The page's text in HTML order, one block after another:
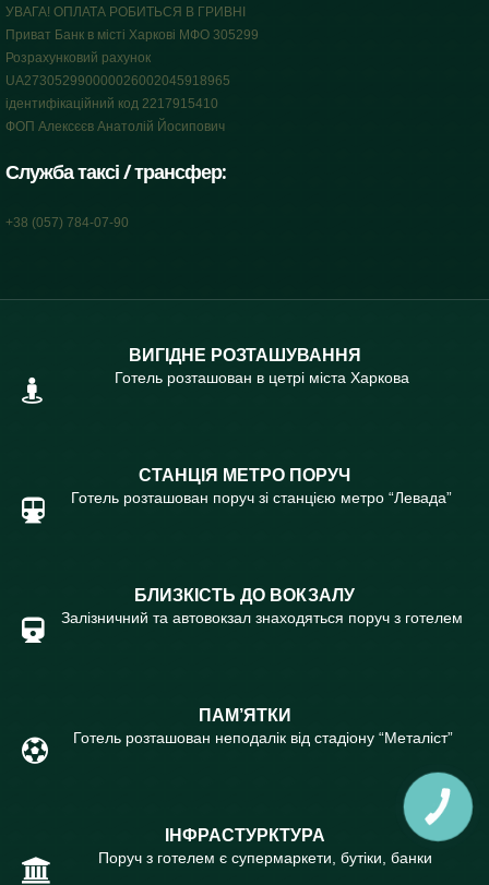
УВАГА! ОПЛАТА РОБИТЬСЯ В ГРИВНІ
Приват Банк в місті Харкові МФО 305299
Розрахунковий рахунок
UA273052990000026002045918965
ідентифікаційний код 2217915410
ФОП Алексєєв Анатолій Йосипович
Служба таксі / трансфер:
+38 (057) 784-07-90
ВИГІДНЕ РОЗТАШУВАННЯ
Готель розташован в цетрі міста Харкова
СТАНЦІЯ МЕТРО ПОРУЧ
Готель розташован поруч зі станцією метро “Левада”
БЛИЗКІСТЬ ДО ВОКЗАЛУ
Залізничний та автовокзал знаходяться поруч з готелем
ПАМ’ЯТКИ
Готель розташован неподалік від стадіону “Металіст”
ІНФРАСТУРКТУРА
Поруч з готелем є супермаркети, бутіки, банки
КНОПКА
СВЯЗИ